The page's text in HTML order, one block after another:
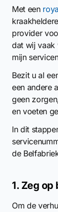
Met een
provider
dat wij vaak
mijn
Bezit u al
een andere
geen
en voeten
In dit
de
1. Zeg
Om de